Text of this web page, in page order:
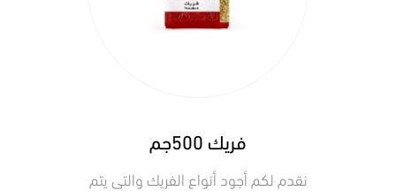
فريك 500جم
نقدم لكم أجود أنواع الفريك والتى يتم